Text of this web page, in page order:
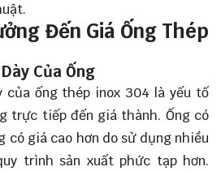
Đến Giá Ống Thép
Của Ống
của ống thép inox 304 là yếu tố
trực tiếp đến giá thành. Ống có
có giá cao hơn do sử dụng nhiều
trình sản xuất phức tạp hơn.